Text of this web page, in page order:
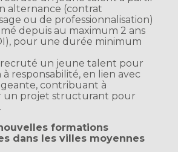
alternance (contrat
ou de professionnalisation)
depuis au maximum 2 ans
pour une durée minimum
un jeune talent pour
à responsabilité, en lien avec
contribuant à
un projet structurant pour
formations
dans les villes moyennes